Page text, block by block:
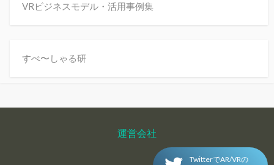
VRビジネスモデル・活用事例集
すぺ〜しゃる研
運営会社
TwitterでAR/VRの